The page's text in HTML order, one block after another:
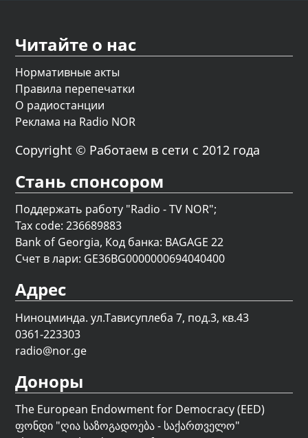
Читайте о нас
Нормативные акты
Правила перепечатки
О радиостанции
Реклама на Radio NOR
Copyright © Работаем в сети с 2012 года
Стань спонсором
Поддержать работу "Radio - TV NOR";
Tax code: 236689883
Bank of Georgia, Код банка: BAGAGE 22
Счет в лари: GE36BG0000000694040400
Адрес
Ниноцминда. ул.Тависуплеба 7, под.3, кв.43
0361-223303
radio@nor.ge
Доноры
The European Endowment for Democracy (EED)
ფონდი "ღია საზოგადოება - საქართველო"